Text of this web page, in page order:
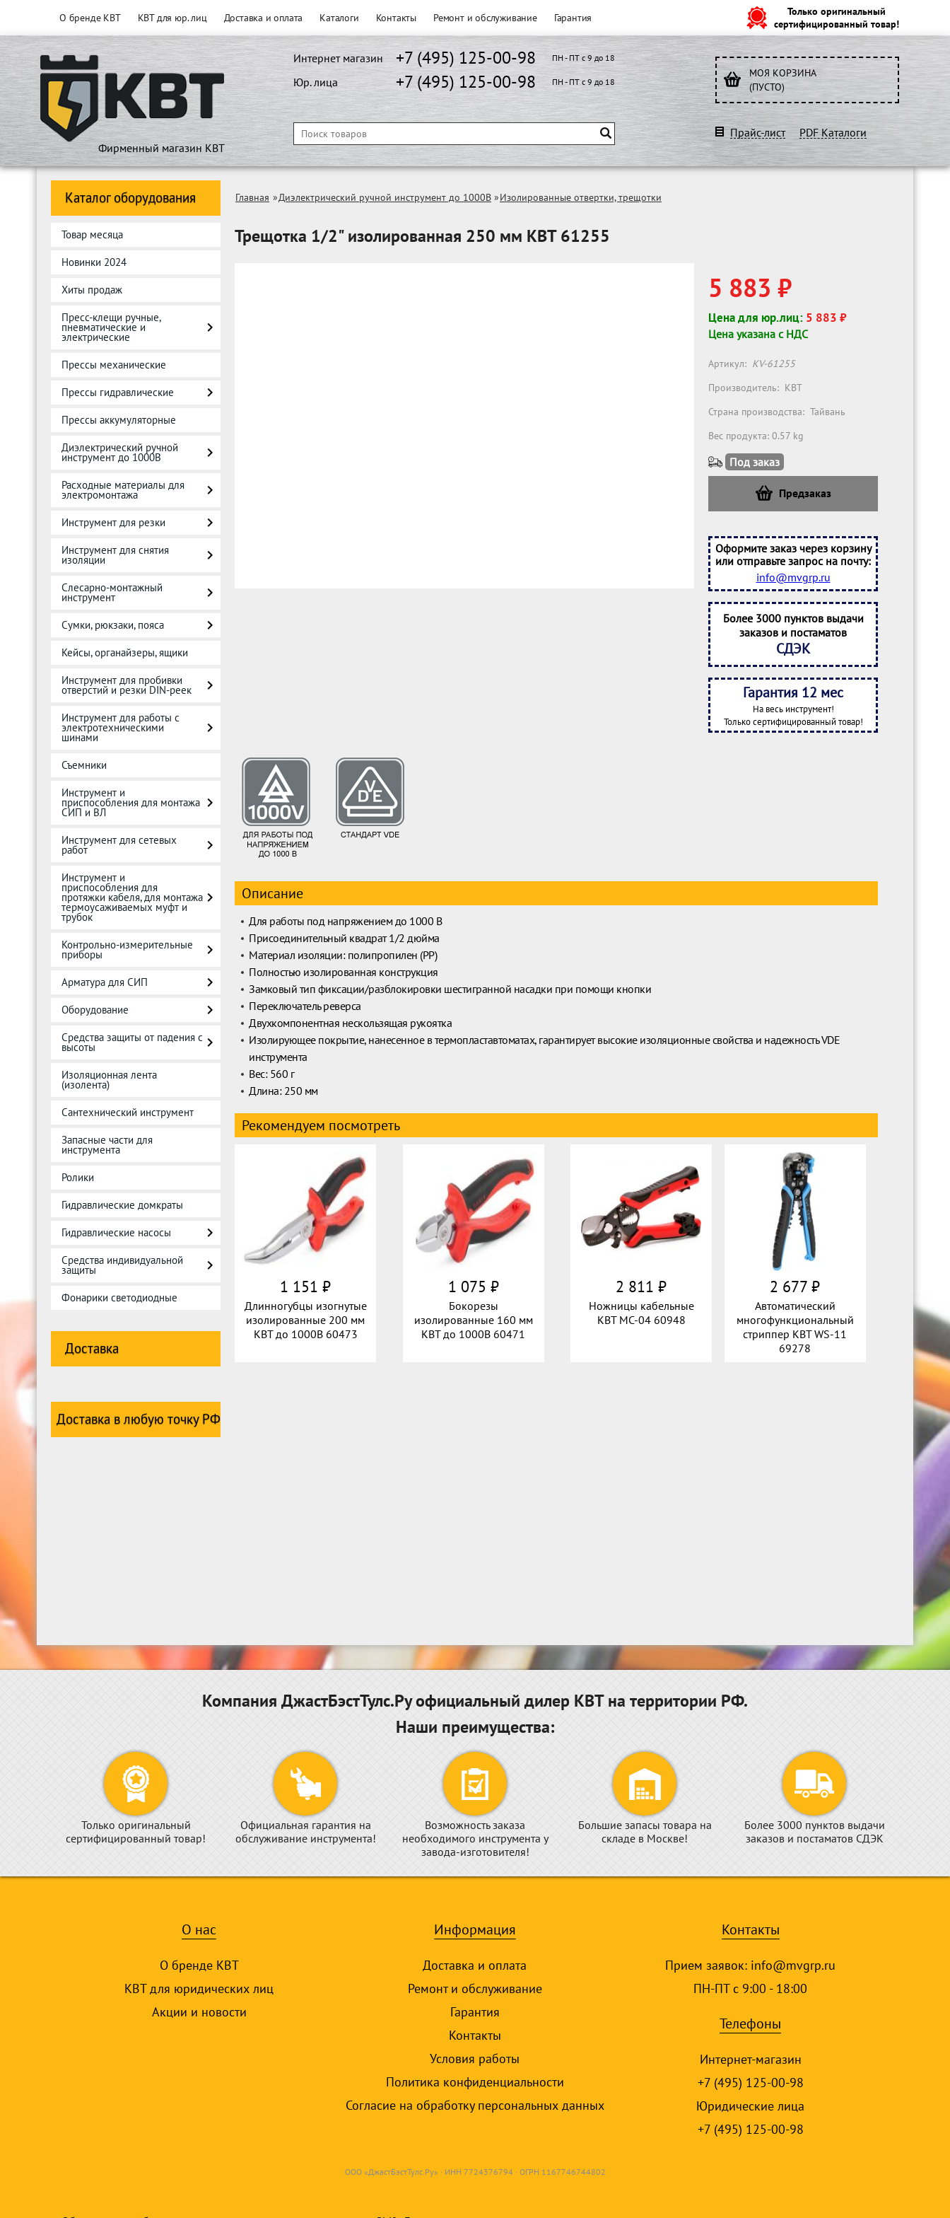
О бренде КВТ КВТ для юр. лиц Доставка и оплата Каталоги Контакты Ремонт и обслуживание Гарантия
Только оригинальный
сертифицированный товар!
Фирменный магазин КВТ
Интернет магазин +7 (495) 125-00-98 ПН - ПТ с 9 до 18
Юр. лица +7 (495) 125-00-98 ПН - ПТ с 9 до 18
МОЯ КОРЗИНА
(ПУСТО)
Прайс-лист PDF Каталоги
Каталог оборудования
Товар месяца
Новинки 2024
Хиты продаж
Пресс-клещи ручные,
пневматические и
электрические
Прессы механические
Прессы гидравлические
Прессы аккумуляторные
Диэлектрический ручной
инструмент до 1000В
Расходные материалы для
электромонтажа
Инструмент для резки
Инструмент для снятия
изоляции
Слесарно-монтажный
инструмент
Сумки, рюкзаки, пояса
Кейсы, органайзеры, ящики
Инструмент для пробивки
отверстий и резки DIN-реек
Инструмент для работы с
электротехническими
шинами
Съемники
Инструмент и
приспособления для монтажа
СИП и ВЛ
Инструмент для сетевых
работ
Инструмент и
приспособления для
протяжки кабеля, для монтажа
термоусаживаемых муфт и
трубок
Контрольно-измерительные
приборы
Арматура для СИП
Оборудование
Средства защиты от падения с
высоты
Изоляционная лента
(изолента)
Сантехнический инструмент
Запасные части для
инструмента
Ролики
Гидравлические домкраты
Гидравлические насосы
Средства индивидуальной
защиты
Фонарики светодиодные
Доставка
Доставка в любую точку РФ
Главная »Диэлектрический ручной инструмент до 1000В »Изолированные отвертки, трещотки
Трещотка 1/2" изолированная 250 мм КВТ 61255
5 883 ₽
Цена для юр.лиц: 5 883 ₽
Цена указана с НДС
Артикул: KV-61255
Производитель: КВТ
Страна производства: Тайвань
Вес продукта: 0.57 kg
Под заказ
Предзаказ
Оформите заказ через корзину
или отправьте запрос на почту:
info@mvgrp.ru
Более 3000 пунктов выдачи
заказов и постаматов
СДЭК
Гарантия 12 мес
На весь инструмент!
Только сертифицированный товар!
Описание
Для работы под напряжением до 1000 В
Присоединительный квадрат 1/2 дюйма
Материал изоляции: полипропилен (PP)
Полностью изолированная конструкция
Замковый тип фиксации/разблокировки шестигранной насадки при помощи кнопки
Переключатель реверса
Двухкомпонентная нескользящая рукоятка
Изолирующее покрытие, нанесенное в термопластавтоматах, гарантирует высокие изоляционные свойства и надежность VDE
инструмента
Вес: 560 г
Длина: 250 мм
Рекомендуем посмотреть
1 151 ₽
Длинногубцы изогнутые
изолированные 200 мм
КВТ до 1000В 60473
1 075 ₽
Бокорезы
изолированные 160 мм
КВТ до 1000В 60471
2 811 ₽
Ножницы кабельные
КВТ MC-04 60948
2 677 ₽
Автоматический
многофункциональный
стриппер КВТ WS-11
69278
Компания ДжастБэстТулс.Ру официальный дилер КВТ на территории РФ.
Наши преимущества:
Только оригинальный
сертифицированный товар!
Официальная гарантия на
обслуживание инструмента!
Возможность заказа
необходимого инструмента у
завода-изготовителя!
Большие запасы товара на
складе в Москве!
Более 3000 пунктов выдачи
заказов и постаматов СДЭК
О нас
О бренде КВТ
КВТ для юридических лиц
Акции и новости
Информация
Доставка и оплата
Ремонт и обслуживание
Гарантия
Контакты
Условия работы
Политика конфиденциальности
Согласие на обработку персональных данных
Контакты
Прием заявок: info@mvgrp.ru
ПН-ПТ с 9:00 - 18:00
Телефоны
Интернет-магазин
+7 (495) 125-00-98
Юридические лица
+7 (495) 125-00-98
ООО «ДжастБэстТулс.Ру» · ИНН 7724376794 · ОГРН 1167746744802